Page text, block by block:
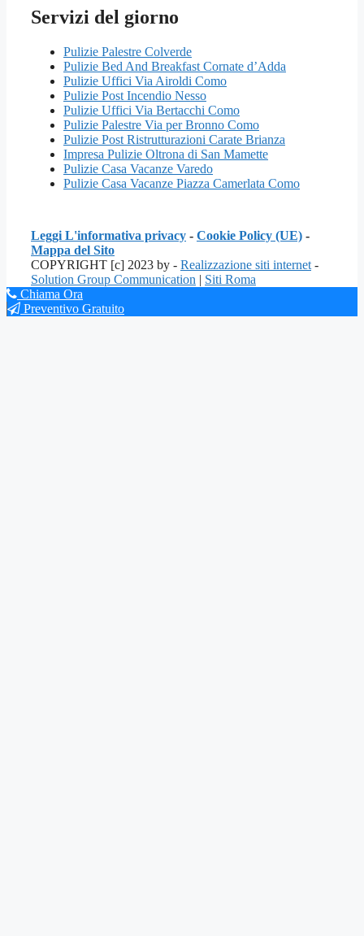
Servizi del giorno
Pulizie Palestre Colverde
Pulizie Bed And Breakfast Cornate d’Adda
Pulizie Uffici Via Airoldi Como
Pulizie Post Incendio Nesso
Pulizie Uffici Via Bertacchi Como
Pulizie Palestre Via per Bronno Como
Pulizie Post Ristrutturazioni Carate Brianza
Impresa Pulizie Oltrona di San Mamette
Pulizie Casa Vacanze Varedo
Pulizie Casa Vacanze Piazza Camerlata Como
Leggi L'informativa privacy - Cookie Policy (UE) -
Mappa del Sito
COPYRIGHT [c] 2023 by - Realizzazione siti internet -
Solution Group Communication | Siti Roma
Chiama Ora
Preventivo Gratuito